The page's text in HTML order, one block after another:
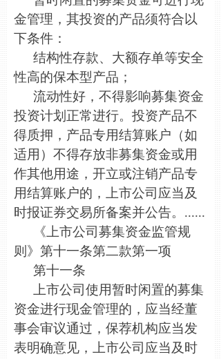
金管理，其投资的产品须符合以
下条件：
结构性存款、大额存单等安全
性高的保本型产品；
流动性好，不得影响募集资金
投资计划正常进行。投资产品不
得质押，产品专用结算账户（如
适用）不得存放非募集资金或用
作其他用途，开立或注销产品专
用结算账户的，上市公司应当及
时报证券交易所备案并公告。......
《上市公司募集资金监管规
则》第十一条第二款第一项
第十一条
上市公司使用暂时闲置的募集
资金进行现金管理的，应当经董
事会审议通过，保荐机构应当发
表明确意见，上市公司应当及时